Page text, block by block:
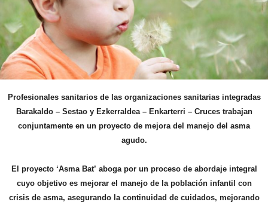
Profesionales sanitarios de las organizaciones sanitarias integradas
Barakaldo – Sestao y Ezkerraldea – Enkarterri – Cruces trabajan
conjuntamente en un proyecto de mejora del manejo del asma
agudo.
El proyecto ‘Asma Bat’ aboga por un proceso de abordaje integral
cuyo objetivo es mejorar el manejo de la población infantil con
crisis de asma, asegurando la continuidad de cuidados, mejorando